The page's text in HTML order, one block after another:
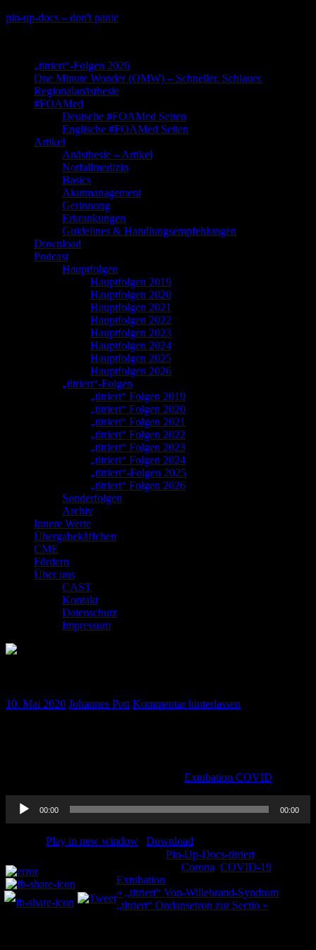
Skip
pin-up-docs – don't panic
„titriert“-Folgen 2026
One Minute Wonder (OMW) – Schneller. Schlauer.
Regionalanästhesie
#FOAMed
Deutsche #FOAMed Seiten
Englische #FOAMed Seiten
Artikel
Anästhesie – Artikel
Notfallmedizin
Basics
Akutmanagement
Gerinnung
Erkrankungen
Guidelines & Handlungsempfehlungen
Download
Podcast
Hauptfolgen
Hauptfolgen 2019
Hauptfolgen 2020
Hauptfolgen 2021
Hauptfolgen 2022
Hauptfolgen 2023
Hauptfolgen 2024
Hauptfolgen 2025
Hauptfolgen 2026
„titriert“-Folgen
„titriert“ Folgen 2019
„titriert“ Folgen 2020
„titriert“ Folgen 2021
„titriert“ Folgen 2022
„titriert“ Folgen 2023
„titriert“ Folgen 2024
„titriert“-Folgen 2025
„titriert“ Folgen 2026
Sonderfolgen
Archiv
Innere Werte
Übergabekäffchen
CME
Fördern
Über uns
CAST
Kontakt
Datenschutz
Impressum
10. Mai 2020 Johannes Pott Kommentar hinterlassen
Extubation COVID
Audio-
Player
00:00 00:00
Play in new window
Download
Pin-Up-Docs-titriert
Corona COVID-19
Extubation
Beitragsnavigation« „titriert“ Von-Willebrand-Syndrom
„titriert“ Ondansetron zur Sectio »